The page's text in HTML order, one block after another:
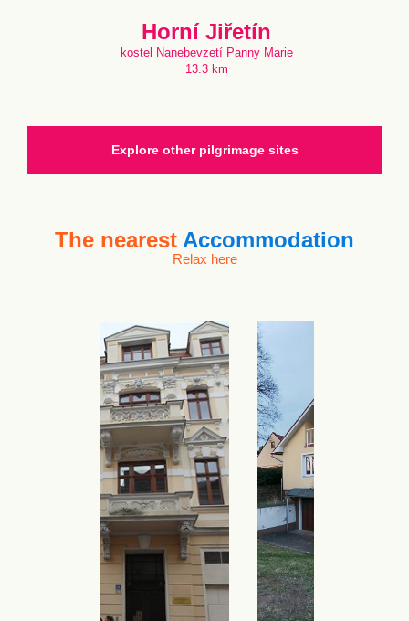
Horní Jiřetín
kostel Nanebevzetí Panny Marie
13.3 km
Explore other pilgrimage sites
The nearest Accommodation
Relax here